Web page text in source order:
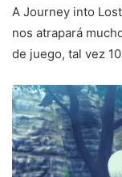
A Journey into
nos atrapará
de juego, tal vez